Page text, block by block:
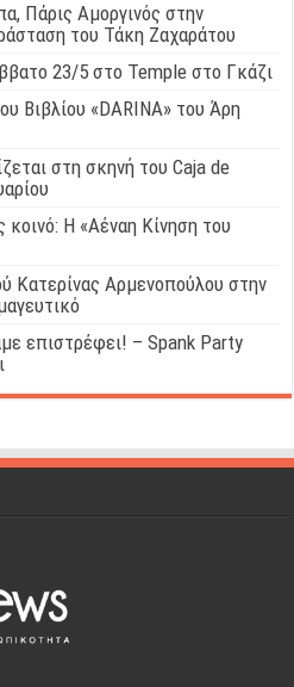
Πάρις Αμοργινός στην
του Τάκη Ζαχαράτου
23/5 στο Temple στο Γκάζι
Βιβλίου «DARINA» του Άρη
στη σκηνή του Caja de
Η «Αέναη Κίνηση του
Κατερίνας Αρμενοπούλου στην
επιστρέφει! – Spank Party